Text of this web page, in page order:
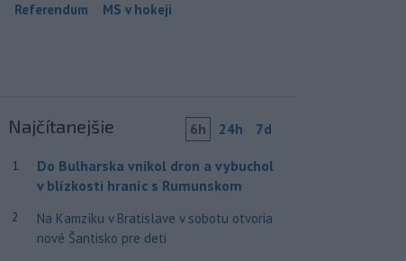
Referendum MS v hokeji
Najčítanejšie 6h 24h 7d
1
Do Bulharska vnikol dron a vybuchol
v blízkosti hraníc s Rumunskom
2
Na Kamzíku v Bratislave v sobotu otvoria
nové Šantisko pre deti